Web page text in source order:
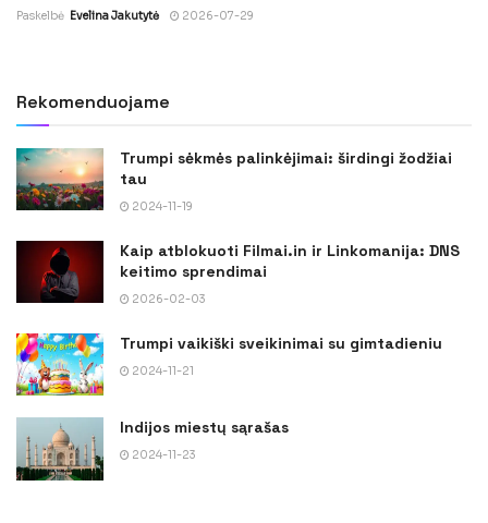
Paskelbė Evelina Jakutytė 2026-07-29
Rekomenduojame
Trumpi sėkmės palinkėjimai: širdingi žodžiai
tau
2024-11-19
Kaip atblokuoti Filmai.in ir Linkomanija: DNS
keitimo sprendimai
2026-02-03
Trumpi vaikiški sveikinimai su gimtadieniu
2024-11-21
Indijos miestų sąrašas
2024-11-23